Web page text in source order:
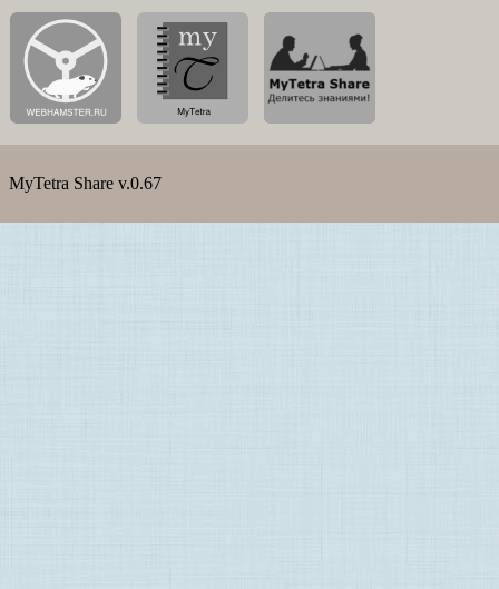
MyTetra Share v.0.67